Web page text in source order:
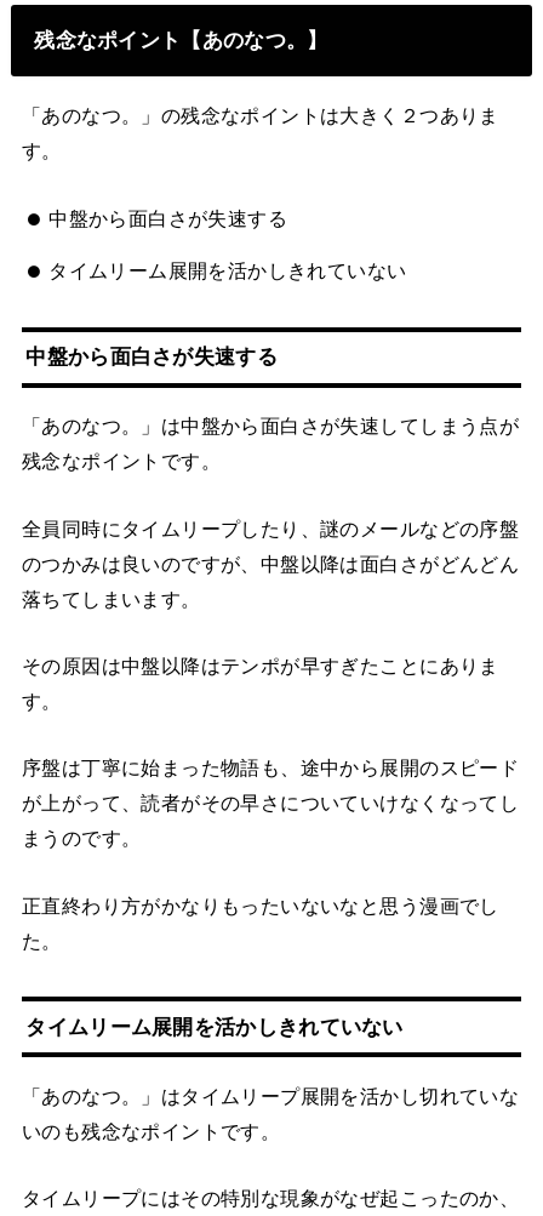
残念なポイント【あのなつ。】
「あのなつ。」の残念なポイントは大きく２つありま
す。
中盤から面白さが失速する
タイムリーム展開を活かしきれていない
中盤から面白さが失速する
「あのなつ。」は中盤から面白さが失速してしまう点が
残念なポイントです。
全員同時にタイムリープしたり、謎のメールなどの序盤
のつかみは良いのですが、中盤以降は面白さがどんどん
落ちてしまいます。
その原因は中盤以降はテンポが早すぎたことにありま
す。
序盤は丁寧に始まった物語も、途中から展開のスピード
が上がって、読者がその早さについていけなくなってし
まうのです。
正直終わり方がかなりもったいないなと思う漫画でし
た。
タイムリーム展開を活かしきれていない
「あのなつ。」はタイムリープ展開を活かし切れていな
いのも残念なポイントです。
タイムリープにはその特別な現象がなぜ起こったのか、